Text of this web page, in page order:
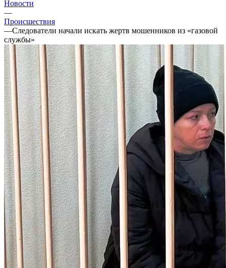
Новости
—
Происшествия
—Следователи начали искать жертв мошенников из «газовой
службы»